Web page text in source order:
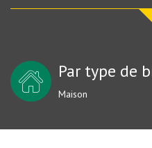
Par type de
Maison